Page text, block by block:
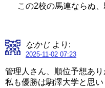
この2校の馬連ならぬ
なかじ より:
2025-11-02 07:23
管理人さん、順位予想あり
私も優勝は駒澤大学と思